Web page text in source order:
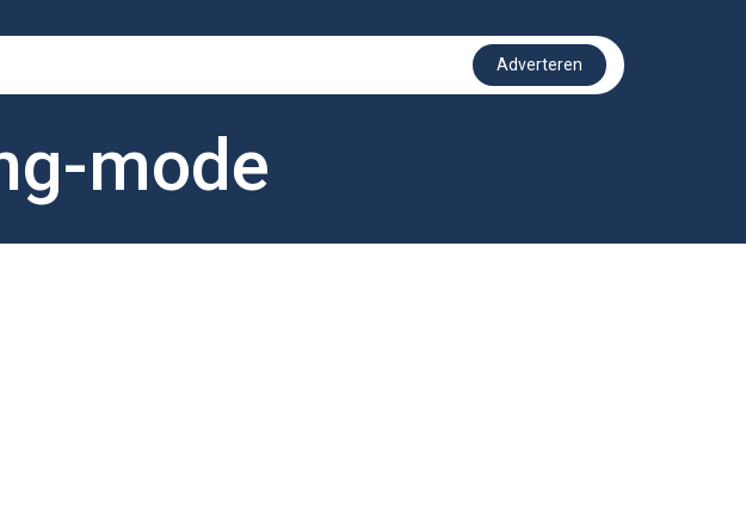
Adverteren
mode